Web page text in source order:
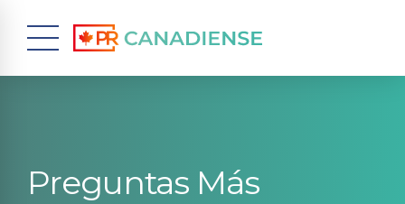
Preguntas Más